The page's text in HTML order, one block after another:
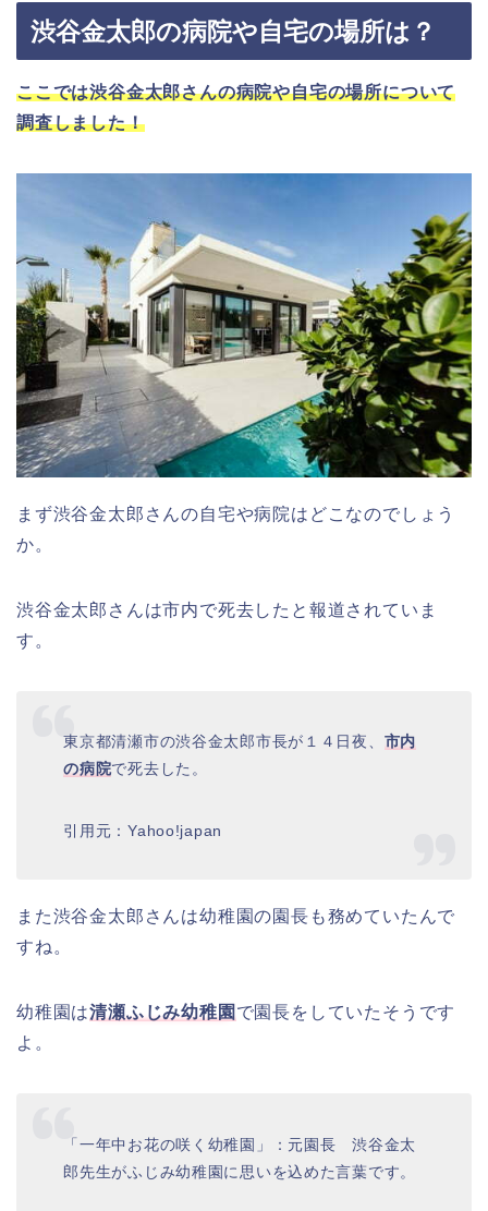
渋谷金太郎の病院や自宅の場所は？
ここでは渋谷金太郎さんの病院や自宅の場所について
調査しました！
まず渋谷金太郎さんの自宅や病院はどこなのでしょう
か。
渋谷金太郎さんは市内で死去したと報道されていま
す。
東京都清瀬市の渋谷金太郎市長が１４日夜、 市内
の病院で死去した。
引用元：Yahoo!japan
また渋谷金太郎さんは幼稚園の園長も務めていたんで
すね。
幼稚園は清瀬ふじみ幼稚園 で園長をしていたそうです
よ。
「一年中お花の咲く幼稚園」：元園長 渋谷金太
郎先生がふじみ幼稚園に思いを込めた言葉です。